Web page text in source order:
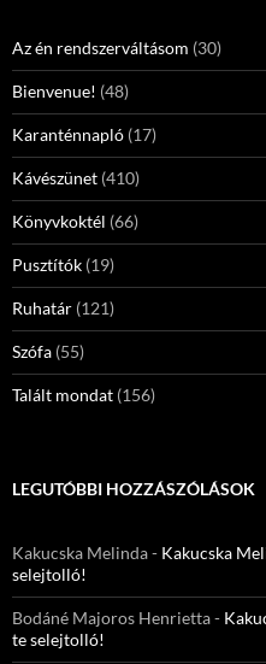
Az én rendszerváltásom (30)
Bienvenue! (48)
Karanténnapló (17)
Kávészünet (410)
Könyvkoktél (66)
Pusztítók (19)
Ruhatár (121)
Szófa (55)
Talált mondat (156)
LEGUTÓBBI HOZZÁSZÓLÁSOK
Kakucska Melinda- Kakucska
selejtolló!
Bodáné Majoros Henrietta-
te selejtolló!